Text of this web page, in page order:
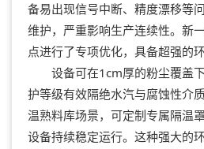
备易出现信号中断、精度漂移等
维护，严重影响生产连续性。新
点进行了专项优化，具备超强的
设备可在1cm厚的粉尘覆盖
护等级有效隔绝水汽与腐蚀性介
温熟料库场景，可定制专属隔温
设备持续稳定运行。这种强大的